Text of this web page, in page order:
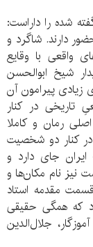
شده را داراست:
دارند. شاگرد و
واقعی با وقایع
شیخ ابوالحسن
زیادی پیرامون آن
تاریخی در کنار
رمان و کاملا
کنار دو شخصیت
جای دارد و
نام مکان‌ها و
مقدمه استاد
که همگی حقیقی
جلال‌الدین